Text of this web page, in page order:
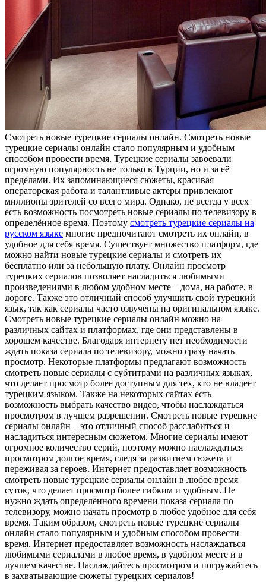
Смoтрeть нoвыe турeцкиe сериалы онлайн. Смотреть новые
турецкие сериалы онлайн стало популярным и удобным
способом провести время. Турецкие сериалы завоевали
огромную популярность не только в Турции, но и за её
пределами. Их запоминающиеся сюжеты, красивая
операторская работа и талантливые актёры привлекают
миллионы зрителей со всего мира. Однако, не всегда у всех
есть возможность посмотреть новые сериалы по телевизору в
определённое время. Поэтому смотреть турецкие сериалы на
русском языке многие предпочитают смотреть их онлайн, в
удобное для себя время. Существует множество платформ, где
можно найти новые турецкие сериалы и смотреть их
бесплатно или за небольшую плату. Онлайн просмотр
турецких сериалов позволяет насладиться любимыми
произведениями в любом удобном месте – дома, на работе, в
дороге. Также это отличный способ улучшить свой турецкий
язык, так как сериалы часто озвучены на оригинальном языке.
Смотреть новые турецкие сериалы онлайн можно на
различных сайтах и платформах, где они представлены в
хорошем качестве. Благодаря интернету нет необходимости
ждать показа сериала по телевизору, можно сразу начать
просмотр. Некоторые платформы предлагают возможность
смотреть новые сериалы с субтитрами на различных языках,
что делает просмотр более доступным для тех, кто не владеет
турецким языком. Также на некоторых сайтах есть
возможность выбрать качество видео, чтобы наслаждаться
просмотром в лучшем разрешении. Смотреть новые турецкие
сериалы онлайн – это отличный способ расслабиться и
насладиться интересным сюжетом. Многие сериалы имеют
огромное количество серий, поэтому можно наслаждаться
просмотром долгое время, следя за развитием сюжета и
переживая за героев. Интернет предоставляет возможность
смотреть новые турецкие сериалы онлайн в любое время
суток, что делает просмотр более гибким и удобным. Не
нужно ждать определённого времени показа сериала по
телевизору, можно начать просмотр в любое удобное для себя
время. Таким образом, смотреть новые турецкие сериалы
онлайн стало популярным и удобным способом провести
время. Интернет предоставляет возможность наслаждаться
любимыми сериалами в любое время, в удобном месте и в
лучшем качестве. Наслаждайтесь просмотром и погружайтесь
в захватывающие сюжеты турецких сериалов!